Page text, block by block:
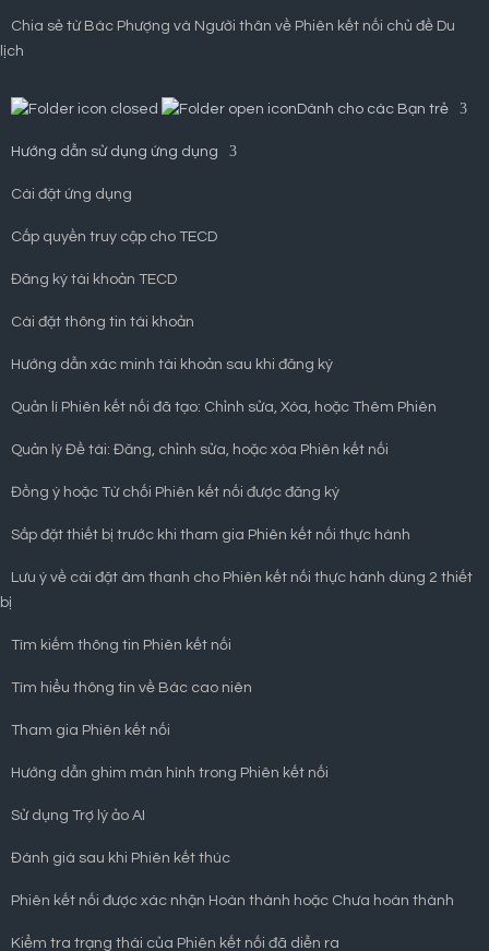
Chia sẻ từ Bác Phượng và Người thân về Phiên kết nối chủ đề Du
lịch
Dành cho các Bạn trẻ
Hướng dẫn sử dụng ứng dụng
Cài đặt ứng dụng
Cấp quyền truy cập cho TECD
Đăng ký tài khoản TECD
Cài đặt thông tin tài khoản
Hướng dẫn xác minh tài khoản sau khi đăng ký
Quản lí Phiên kết nối đã tạo: Chỉnh sửa, Xóa, hoặc Thêm Phiên
Quản lý Đề tài: Đăng, chỉnh sửa, hoặc xóa Phiên kết nối
Đồng ý hoặc Từ chối Phiên kết nối được đăng ký
Sắp đặt thiết bị trước khi tham gia Phiên kết nối thực hành
Lưu ý về cài đặt âm thanh cho Phiên kết nối thực hành dùng 2 thiết
bị
Tìm kiếm thông tin Phiên kết nối
Tìm hiểu thông tin về Bác cao niên
Tham gia Phiên kết nối
Hướng dẫn ghim màn hình trong Phiên kết nối
Sử dụng Trợ lý ảo AI
Đánh giá sau khi Phiên kết thúc
Phiên kết nối được xác nhận Hoàn thành hoặc Chưa hoàn thành
Kiểm tra trạng thái của Phiên kết nối đã diễn ra